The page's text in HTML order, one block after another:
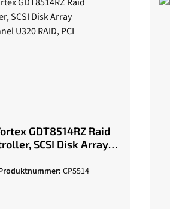
GDT8514RZ Raid
SCSI Disk Array
CP5514